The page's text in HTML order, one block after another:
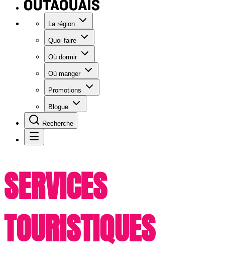
La région
Quoi faire
Où dormir
Où manger
Promotions
Blogue
Recherche
SERVICES
TOURISTIQUES